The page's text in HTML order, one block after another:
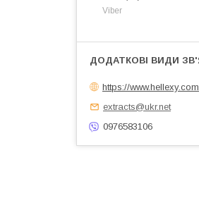
Viber
https://www.hellexy.com
extracts@ukr.net
0976583106